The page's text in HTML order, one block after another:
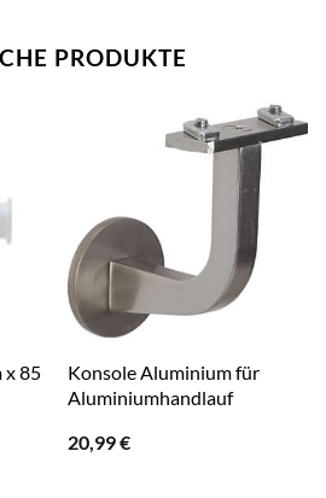
PRODUKTE
x 85
Konsole Aluminium für
Aluminiumhandlauf
20,99€